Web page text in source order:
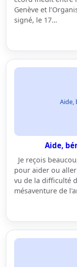
Genève et
signé, le 17…
Aide,
Aide,
Je reçois
pour aider ou
vu de la difficulté
mésaventure de